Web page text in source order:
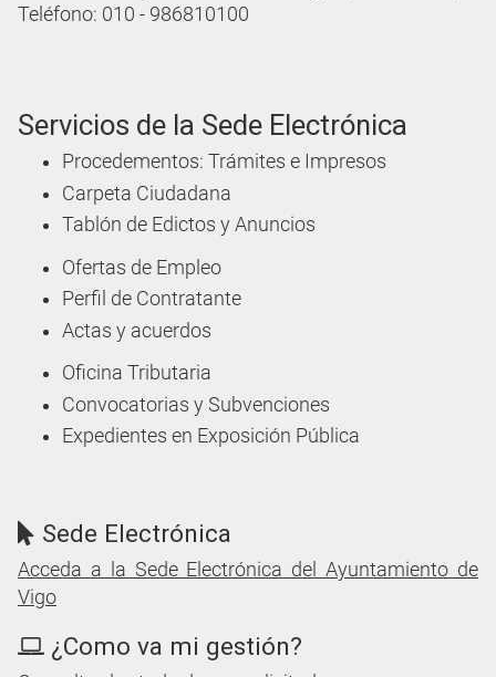
Teléfono: 010 - 986810100
Servicios de la Sede Electrónica
Procedementos: Trámites e Impresos
Carpeta Ciudadana
Tablón de Edictos y Anuncios
Ofertas de Empleo
Perfil de Contratante
Actas y acuerdos
Oficina Tributaria
Convocatorias y Subvenciones
Expedientes en Exposición Pública
Sede Electrónica
Acceda a la Sede Electrónica del Ayuntamiento de
Vigo
¿Como va mi gestión?